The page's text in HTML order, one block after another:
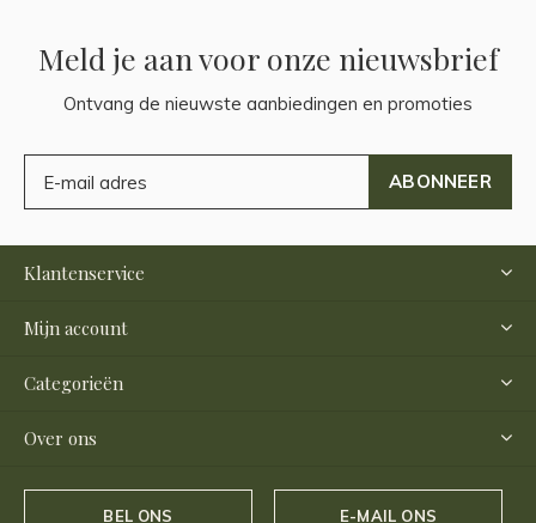
Meld je aan voor onze nieuwsbrief
Ontvang de nieuwste aanbiedingen en promoties
ABONNEER
Klantenservice
Mijn account
Categorieën
Over ons
BEL ONS E-MAIL ONS